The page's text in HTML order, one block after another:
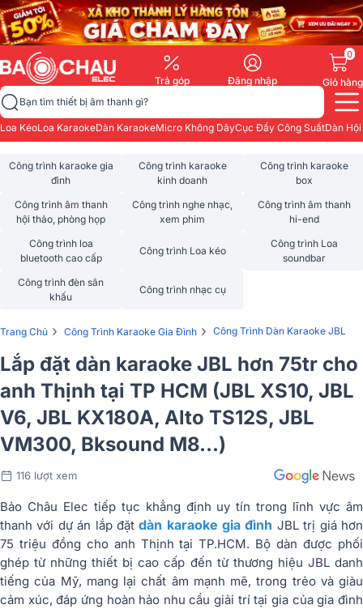
Trả góp Đăng nhập
0
Giỏ hàng
Bạn tìm thiết bị âm thanh gì?
Loa KéoLoa KaraokeDàn KaraokeMicro Không DâyCục Đẩy Công SuấtDàn
Công trình karaoke gia
đình
Công trình karaoke
kinh doanh
Công trình karaoke
box
Công trình âm thanh
hội thảo, phòng họp
Công trình nghe nhạc,
xem phim
Công trình âm thanh
hi-end
Công trình loa
bluetooth cao cấp
Công trình Loa kéo
Công trình Loa
soundbar
Công trình đèn sân
khấu
Công trình nhạc cụ
Trang Chủ › Công Trình Karaoke Gia Đình › Công Trình Dàn Karaoke JBL
Lắp đặt dàn karaoke JBL hơn 75tr cho
anh Thịnh tại TP HCM (JBL XS10, JBL
V6, JBL KX180A, Alto TS12S, JBL
VM300, Bksound M8...)
116 lượt xem
Bảo Châu Elec tiếp tục khẳng định uy tín trong lĩnh vực âm
thanh với dự án lắp đặtdàn karaoke gia đình JBL trị giá hơn
75 triệu đồng cho anh Thịnh tại TP.HCM. Bộ dàn được phối
ghép từ những thiết bị cao cấp đến từ thương hiệu JBL danh
tiếng của Mỹ, mang lại chất âm mạnh mẽ, trong trẻo và giàu
cảm xúc, đáp ứng hoàn hảo nhu cầu giải trí tại gia của gia đình